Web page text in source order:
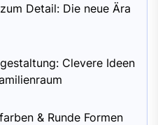
Detail: Die neue Ära
Clevere Ideen
& Runde Formen